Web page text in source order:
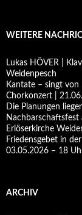
WEITERE
Lukas HÖVER |
Weidenpesch
Kantate – singt
Chorkonzert |
Die Planungen
Erlöserkirche
Friedensgebet in
03.05.2026 – 18
ARCHIV